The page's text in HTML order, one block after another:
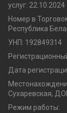
услуг: 22.10.2024
Номер в
Республика
УНП: 192849314
Дата
Сухаревская,
Режим работы: